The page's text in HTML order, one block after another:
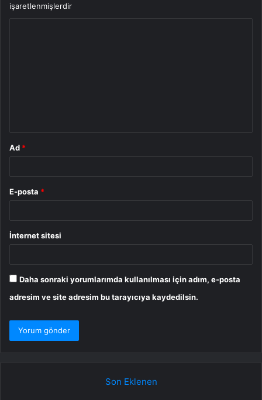
işaretlenmişlerdir
Ad *
E-posta *
İnternet sitesi
Daha sonraki yorumlarımda kullanılması için adım, e-posta
adresim ve site adresim bu tarayıcıya kaydedilsin.
Son Eklenen